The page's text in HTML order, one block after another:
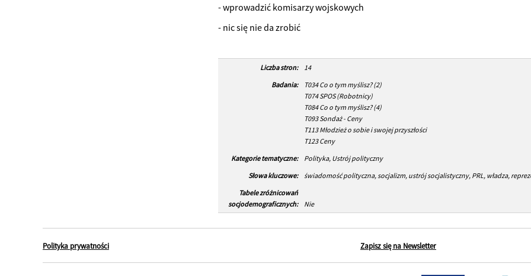
- wprowadzić komisarzy wojskowych
- nic się nie da zrobić
Liczba stron:
14
Badania:
T034 Co o tym myślisz? (2)
T074 SPOS (Robotnicy)
T084 Co o tym myślisz? (4)
T093 Sondaż - Ceny
T113 Młodzież o sobie i swojej przyszłości
T123 Ceny
Kategorie tematyczne:
Polityka, Ustrój polityczny
Słowa kluczowe:
świadomość polityczna, socjalizm, ustrój socjalistyczny, PRL, władza,
Tabele zróżnicowań
socjodemograficznych:
Nie
Polityka prywatności Zapisz się na Newsletter